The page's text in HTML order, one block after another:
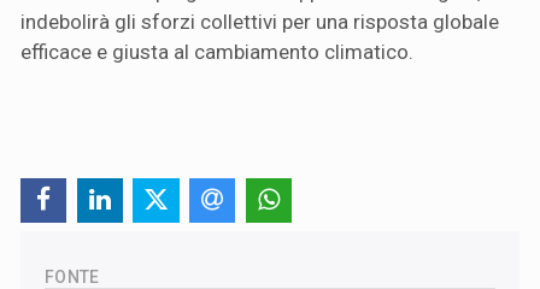
indebolirà gli sforzi collettivi per una risposta globale
efficace e giusta al cambiamento climatico.
FONTE